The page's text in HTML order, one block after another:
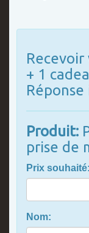
+ 1
Produit:
prise de
Prix souhaité:
Nom: